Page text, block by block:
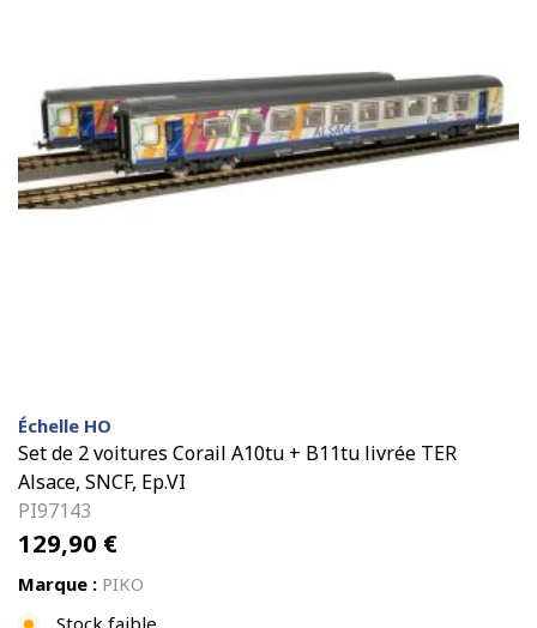
Échelle HO
Set de 2 voitures Corail A10tu + B11tu livrée TER
Alsace, SNCF, Ep.VI
PI97143
129,90 €
Marque : PIKO
Stock faible